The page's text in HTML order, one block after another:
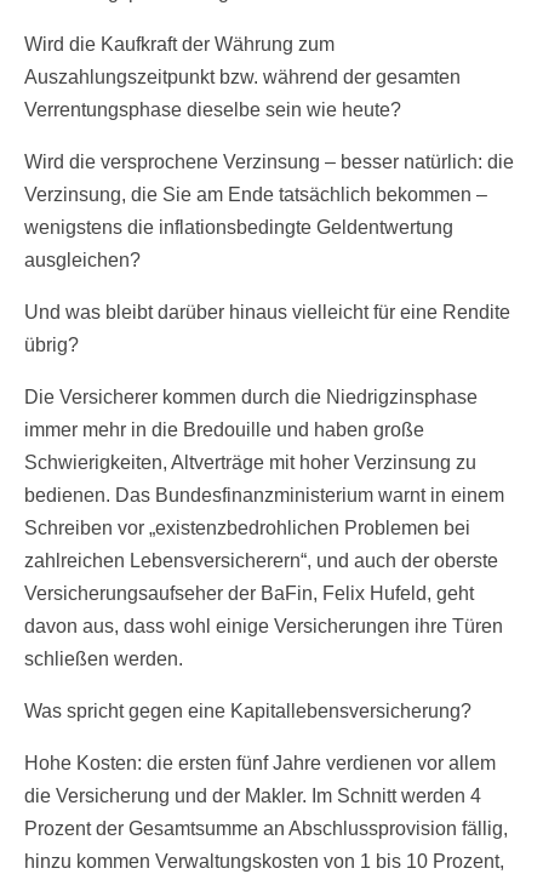
Wird die Kaufkraft der Währung zum
Auszahlungszeitpunkt bzw. während der gesamten
Verrentungsphase dieselbe sein wie heute?
Wird die versprochene Verzinsung – besser natürlich: die
Verzinsung, die Sie am Ende tatsächlich bekommen –
wenigstens die inflationsbedingte Geldentwertung
ausgleichen?
Und was bleibt darüber hinaus vielleicht für eine Rendite
übrig?
Die Versicherer kommen durch die Niedrigzinsphase
immer mehr in die Bredouille und haben große
Schwierigkeiten, Altverträge mit hoher Verzinsung zu
bedienen. Das Bundesfinanzministerium warnt in einem
Schreiben vor „existenzbedrohlichen Problemen bei
zahlreichen Lebensversicherern“, und auch der oberste
Versicherungsaufseher der BaFin, Felix Hufeld, geht
davon aus, dass wohl einige Versicherungen ihre Türen
schließen werden.
Was spricht gegen eine Kapitallebensversicherung?
Hohe Kosten: die ersten fünf Jahre verdienen vor allem
die Versicherung und der Makler. Im Schnitt werden 4
Prozent der Gesamtsumme an Abschlussprovision fällig,
hinzu kommen Verwaltungskosten von 1 bis 10 Prozent,